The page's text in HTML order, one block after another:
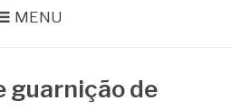
MENU
guarnição de